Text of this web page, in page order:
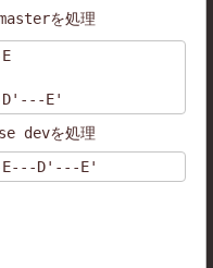
を処理
devを処理